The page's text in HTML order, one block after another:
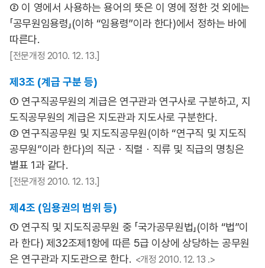
② 이 영에서 사용하는 용어의 뜻은 이 영에 정한 것 외에는
「공무원임용령」(이하 “임용령”이라 한다)에서 정하는 바에
따른다.
[전문개정 2010. 12. 13.]
제3조 (계급 구분 등)
① 연구직공무원의 계급은 연구관과 연구사로 구분하고, 지
도직공무원의 계급은 지도관과 지도사로 구분한다.
② 연구직공무원 및 지도직공무원(이하 “연구직 및 지도직
공무원”이라 한다)의 직군ㆍ직렬ㆍ직류 및 직급의 명칭은
별표 1과 같다.
[전문개정 2010. 12. 13.]
제4조 (임용권의 범위 등)
① 연구직 및 지도직공무원 중 「국가공무원법」(이하 “법”이
라 한다) 제32조제1항에 따른 5급 이상에 상당하는 공무원
은 연구관과 지도관으로 한다. <개정 2010. 12. 13 .>